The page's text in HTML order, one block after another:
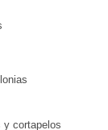
y cortapelos